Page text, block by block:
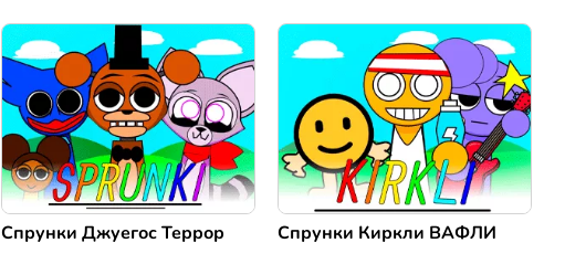
Спрунки Джуегос Террор Спрунки Киркли ВАФЛИ